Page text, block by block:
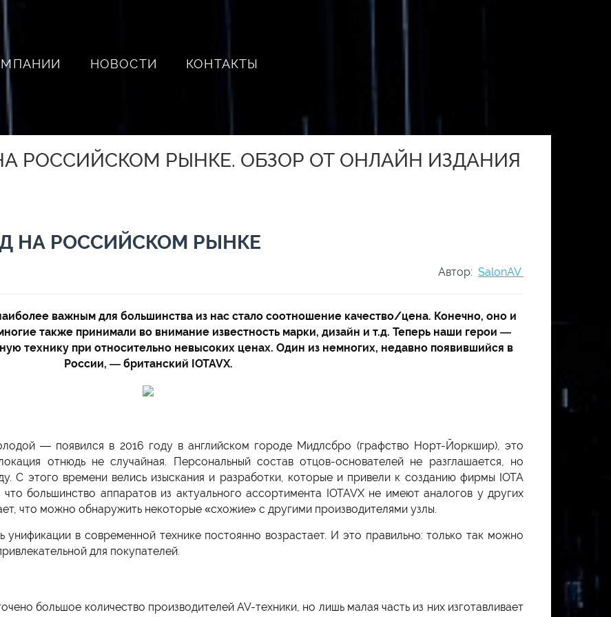
НОВОСТИ КОНТАКТЫ
РОССИЙСКОМ РЫНКЕ. ОБЗОР ОТ ОНЛАЙН ИЗДАНИЯ
НА РОССИЙСКОМ РЫНКЕ
Автор: SalonAV
важным для большинства из нас стало соотношение качество/цена. Конечно, оно и
также принимали во внимание известность марки, дизайн и т.д. Теперь наши герои —
технику при относительно невысоких ценах. Один из немногих, недавно появившийся в
России, — британский IOTAVX.
— появился в 2016 году в английском городе Мидлсбро (графство Норт-Йоркшир), это
отнюдь не случайная. Персональный состав отцов-основателей не разглашается, но
С этого времени велись изыскания и разработки, которые и привели к созданию фирмы IOTA
большинство аппаратов из актуального ассортимента IOTAVX не имеют аналогов у других
что можно обнаружить некоторые «схожие» с другими производителями узлы.
унификации в современной технике постоянно возрастает. И это правильно: только так можно
для покупателей.
большое количество производителей AV-техники, но лишь малая часть из них изготавливает